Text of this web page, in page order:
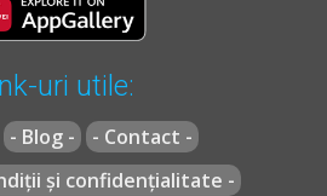
conducătorul de autovehicul,
ori tramvai a uneia sau mai
pe lângă sancţiunea amenzii,
pentru savarsirea urmatoarelor
uri utile:
- Blog -
- Contact -
și confidențialitate -